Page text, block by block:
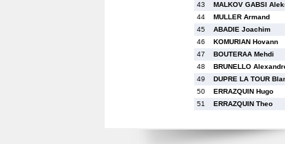
43
MALKOV GABSI
44
MULLER Armand
45
ABADIE Joachim
46
KOMURIAN Hovann
47
BOUTERAA Mehdi
48
BRUNELLO
49
DUPRE LA TOUR
50
ERRAZQUIN Hugo
51
ERRAZQUIN Theo